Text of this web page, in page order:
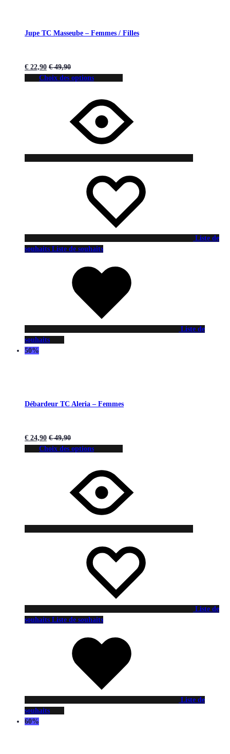
Jupe TC Masseube – Femmes / Filles
€ 22,90 €49,90
Choix des options
Liste de
souhaits Liste de souhaits
Liste de
souhaits
50%
Débardeur TC Aleria – Femmes
€ 24,90 €49,90
Choix des options
Liste de
souhaits Liste de souhaits
Liste de
souhaits
60%